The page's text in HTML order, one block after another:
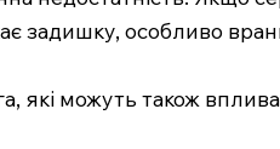
задишку, особливо
які можуть також